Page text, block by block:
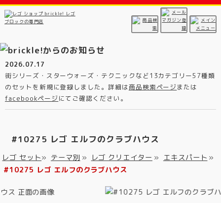
2026.07.17
街シリーズ・スターウォーズ・テクニックなど13カテゴリー57種類
のセットを新規に登録しました。詳細は商品検索ページまたは
facebookページ にてご確認ください。
#10275 レゴ エルフのクラブハウス
レゴ セット» テーマ別 » レゴ クリエイター » エキスパート »
#10275 レゴ エルフのクラブハウス